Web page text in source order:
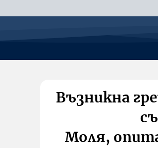
Възникна
Моля,